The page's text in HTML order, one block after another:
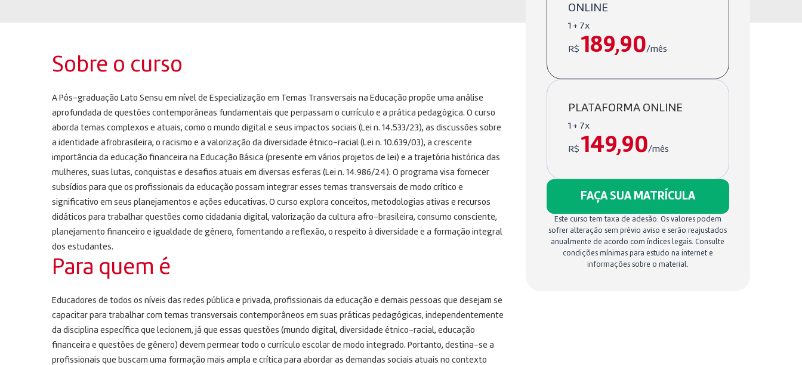
Sobre o curso
A Pós-graduação Lato Sensu em nível de Especialização em Temas Transversais na Educação propõe uma análise
aprofundada de questões contemporâneas fundamentais que perpassam o currículo e a prática pedagógica. O curso
aborda temas complexos e atuais, como o mundo digital e seus impactos sociais (Lei n. 14.533/23), as discussões sobre
a identidade afrobrasileira, o racismo e a valorização da diversidade étnico-racial (Lei n. 10.639/03), a crescente
importância da educação financeira na Educação Básica (presente em vários projetos de lei) e a trajetória histórica das
mulheres, suas lutas, conquistas e desafios atuais em diversas esferas (Lei n. 14.986/24). O programa visa fornecer
subsídios para que os profissionais da educação possam integrar esses temas transversais de modo crítico e
significativo em seus planejamentos e ações educativas. O curso explora conceitos, metodologias ativas e recursos
didáticos para trabalhar questões como cidadania digital, valorização da cultura afro-brasileira, consumo consciente,
planejamento financeiro e igualdade de gênero, fomentando a reflexão, o respeito à diversidade e a formação integral
dos estudantes.
Para quem é
Educadores de todos os níveis das redes pública e privada, profissionais da educação e demais pessoas que desejam se
capacitar para trabalhar com temas transversais contemporâneos em suas práticas pedagógicas, independentemente
da disciplina específica que lecionem, já que essas questões (mundo digital, diversidade étnico-racial, educação
financeira e questões de gênero) devem permear todo o currículo escolar de modo integrado. Portanto, destina-se a
profissionais que buscam uma formação mais ampla e crítica para abordar as demandas sociais atuais no contexto
ONLINE
1 + 7x
R$ 189,90/mês
PLATAFORMA ONLINE
1 + 7x
R$ 149,90/mês
FAÇA SUA MATRÍCULA
Este curso tem taxa de adesão. Os valores podem
sofrer alteração sem prévio aviso e serão reajustados
anualmente de acordo com índices legais. Consulte
condições mínimas para estudo na internet e
informações sobre o material.